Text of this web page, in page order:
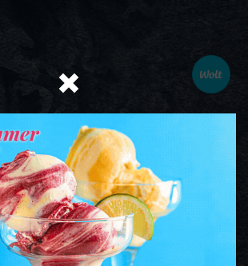
איסוף עצמי
הסדרי נגישות: דלפק / כניסה /